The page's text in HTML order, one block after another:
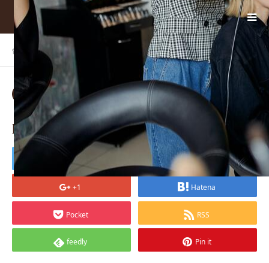
ホームBLOG pexels-sergey-makashin-53686…
2022.07.08
pexels-sergey-makashin-5368626
Tweet Share
+1 Hatena
Pocket RSS
feedly Pin it